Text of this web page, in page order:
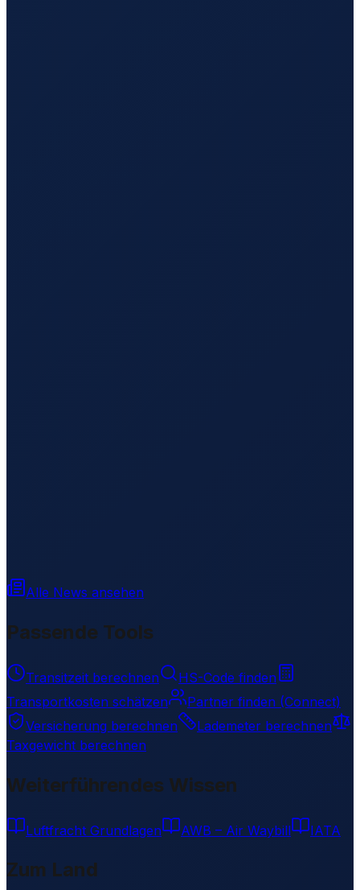
Alle News ansehen
Passende Tools
Transitzeit berechnen
HS-Code finden
Transportkosten schätzen
Partner finden (Connect)
Versicherung berechnen
Lademeter berechnen
Taxgewicht berechnen
Weiterführendes Wissen
Luftfracht Grundlagen AWB – Air Waybill IATA
Zum Land